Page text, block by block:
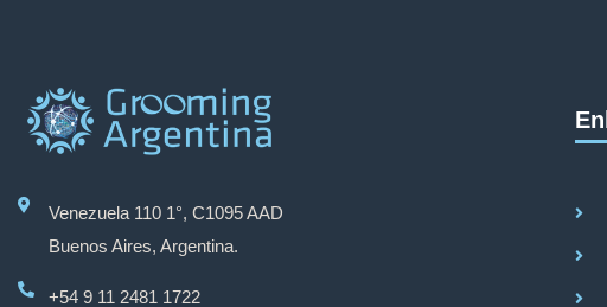
Venezuela 110 1°, C1095 AAD
Buenos Aires, Argentina.
+54 9 11 2481 1722